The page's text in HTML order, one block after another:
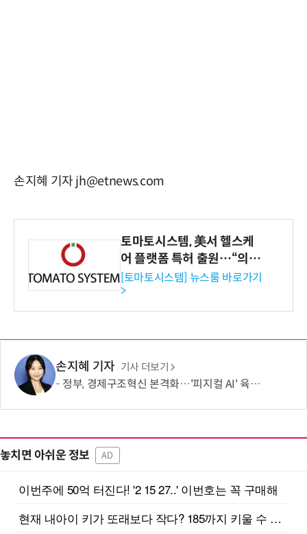
손지혜 기자 jh@etnews.com
토마토시스템, 美서 헬스케
어 플랫폼 특허 출원…“의료
기관·보험사 공략”
[토마토시스템] 뉴스룸 바로가기
>
손지혜 기자 기사 더보기
정부, 경제구조혁신 본격화…'피지컬 AI' 육성·국가자산 관리체계 개편
놓치면 아쉬운 정보 AD